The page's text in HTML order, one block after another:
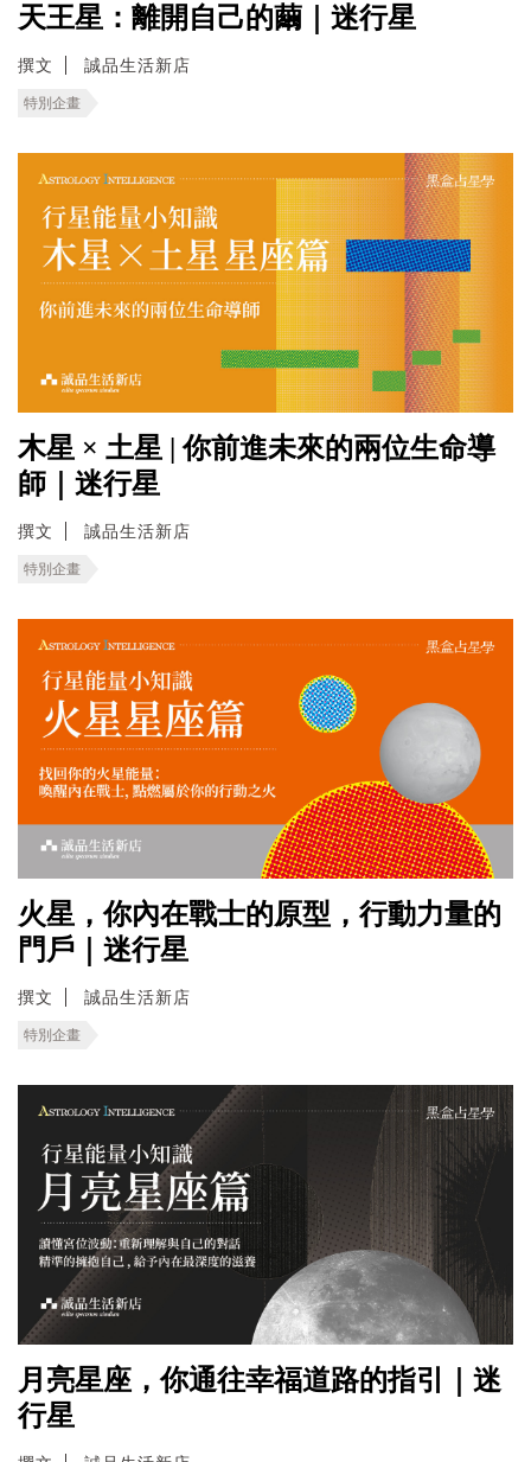
天王星：離開自己的繭｜迷行星
撰文 誠品生活新店
特別企畫
木星 × 土星 | 你前進未來的兩位生命導
師｜迷行星
撰文 誠品生活新店
特別企畫
火星，你內在戰士的原型，行動力量的
門戶｜迷行星
撰文 誠品生活新店
特別企畫
月亮星座，你通往幸福道路的指引｜迷
行星